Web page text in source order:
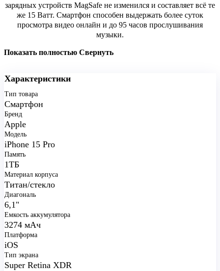
зарядных устройств MagSafe не изменился и составляет всё те
же 15 Ватт. Смартфон способен выдержать более суток
просмотра видео онлайн и до 95 часов прослушивания
музыки.
Показать полностью Свернуть
Характеристики
Тип товара
Смартфон
Бренд
Apple
Модель
iPhone 15 Pro
Память
1ТБ
Материал корпуса
Титан/стекло
Диагональ
6,1"
Емкость аккумулятора
3274 мАч
Платформа
iOS
Тип экрана
Super Retina XDR